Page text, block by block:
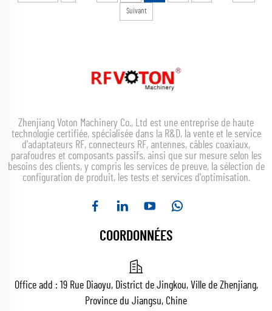
Suivant
Zhenjiang Voton Machinery Co., Ltd est une entreprise de haute
technologie certifiée, spécialisée dans la R&D, la vente et le service
d'adaptateurs RF, connecteurs RF, antennes, câbles coaxiaux,
parafoudres et composants passifs, ainsi que sur mesure selon les
besoins des clients, y compris les services de preuve, la sélection de
configuration de produit, les tests et services d'optimisation.
COORDONNÉES
Office add : 19 Rue Diaoyu, District de Jingkou, Ville de Zhenjiang,
Province du Jiangsu, Chine